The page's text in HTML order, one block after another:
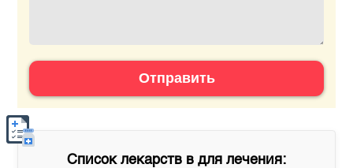
Отправить
Список лекарств в для лечения: